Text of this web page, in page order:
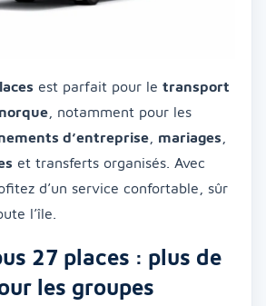
est parfait pour le transport
, notamment pour les
d’entreprise mariages
et transferts organisés. Avec
d’un service confortable, sûr
l’île.
27 places : plus de
les groupes